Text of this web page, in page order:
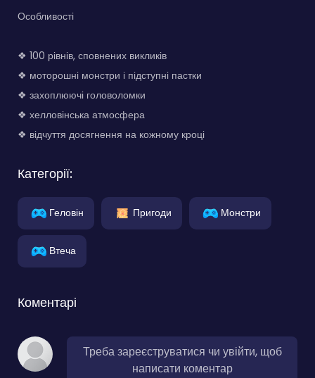
Особливості
❖ 100 рівнів, сповнених викликів
❖ моторошні монстри і підступні пастки
❖ захоплюючі головоломки
❖ хелловінська атмосфера
❖ відчуття досягнення на кожному кроці
Категорії:
Геловін Пригоди Монстри
Втеча
Коментарі
Треба зареєструватися чи увійти, щоб
написати коментар